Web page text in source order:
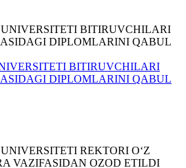
BITIRUVCHILARI
DIPLOMLARINI QABUL